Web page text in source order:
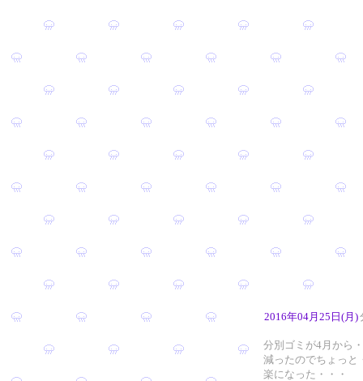
2016年04月25日(月)
分別ゴミが4月から
減ったのでちょっと
楽になった・・・